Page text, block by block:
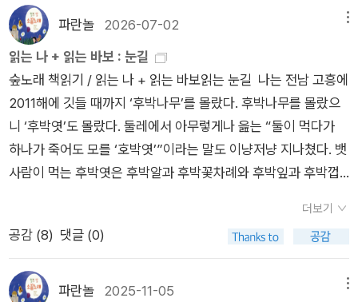
파란놀 2026-07-02
읽는 나 + 읽는 바보 : 눈길
숲노래 책읽기 / 읽는 나 + 읽는 바보읽는 눈길 나는 전남 고흥에
2011해에 깃들 때까지 ‘후박나무’를 몰랐다. 후박나무를 몰랐으
니 ‘후박엿’도 몰랐다. 둘레에서 아무렇게나 읊는 “둘이 먹다가
하나가 죽어도 모를 ‘호박엿’”이라는 말도 이냥저냥 지나쳤다. 뱃
사람이 먹는 후박엿은 후박알과 후박꽃차례와 후박잎과 후박껍
이고, 지붕에 하얗게 크게 열리는 ‘박’은 ‘밝다’를 가리킨다. 뒤늦
게 알고 보니 ‘朴’이라는 한자는 “후박나무 박”이다. 후박나무에
부시게 돋는 나비로, 여름이 무르익을 무렵 마당과 마을을 반짝반
더보기
공감 (8) 댓글 (0)
파란놀 2025-11-05